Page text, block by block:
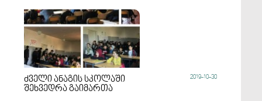
ძველი ანაგის სკოლაში
შეხვედრა გაიმართა
2019-10-30